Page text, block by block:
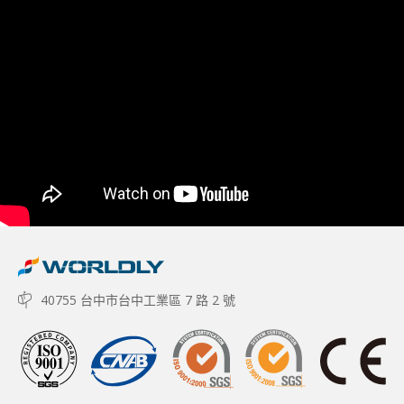
40755 台中市台中工業區 7 路 2 號